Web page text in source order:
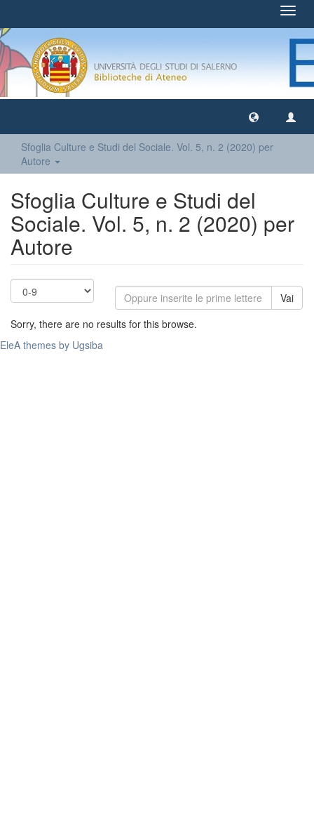
Sfoglia Culture e Studi del Sociale. Vol. 5, n. 2 (2020) per
Autore
Sfoglia Culture e Studi del
Sociale. Vol. 5, n. 2 (2020) per
Autore
Vai
Sorry, there are no results for this browse.
EleA themes by Ugsiba